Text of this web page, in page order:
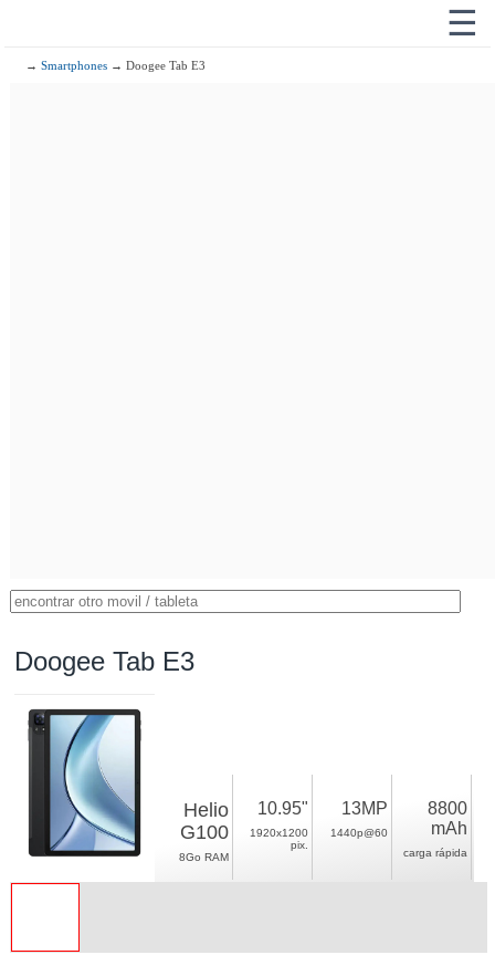
☰
→Smartphones → Doogee Tab E3
Doogee Tab E3
Helio
G100
8Go RAM
10.95"
1920x1200
pix.
13MP
1440p@60
8800
mAh
carga rápida